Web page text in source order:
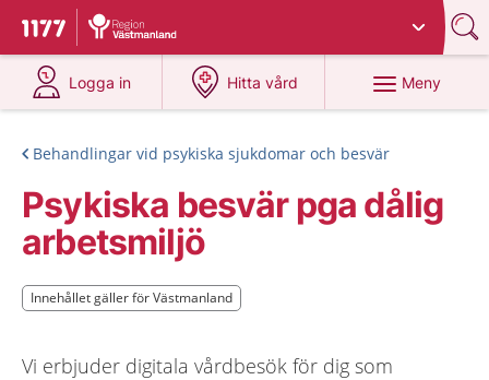
Till startsidan för 1177
Du har valt region
Logga in
på 1177.se
Hitta vård
på 1177.se
Meny
Behandlingar vid psykiska sjukdomar och besvär
Psykiska besvär pga dålig
arbetsmiljö
Innehållet gäller för Västmanland
Innehållet gäller för Västmanland
Vi erbjuder digitala vårdbesök för dig som